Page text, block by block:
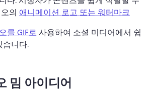
의 애니메이션 로고 또는 워터마크
를 GIF로 사용하여 소셜 미디어에서 쉽
습니다.
밈 아이디어